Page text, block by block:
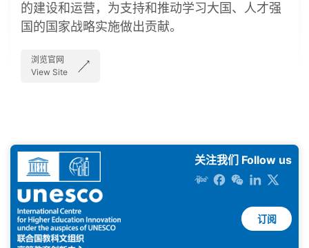
的建设和运营，为支持和推动学习大国、人才强
国的国家战略实施做出贡献。
浏览官网
View Site
关注我们 Follow us
订阅